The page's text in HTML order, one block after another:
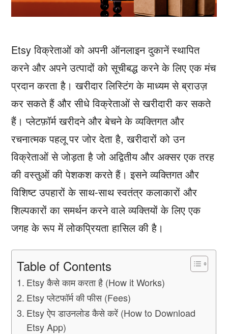
Etsy विक्रेताओं को अपनी ऑनलाइन दुकानें स्थापित
करने और अपने उत्पादों को सूचीबद्ध करने के लिए एक मंच
प्रदान करता है। खरीदार लिस्टिंग के माध्यम से ब्राउज़
कर सकते हैं और सीधे विक्रेताओं से खरीदारी कर सकते
हैं। प्लेटफ़ॉर्म खरीदने और बेचने के व्यक्तिगत और
रचनात्मक पहलू पर जोर देता है, खरीदारों को उन
विक्रेताओं से जोड़ता है जो अद्वितीय और अक्सर एक तरह
की वस्तुओं की पेशकश करते हैं। इसने व्यक्तिगत और
विशिष्ट उपहारों के साथ-साथ स्वतंत्र कलाकारों और
शिल्पकारों का समर्थन करने वाले व्यक्तियों के लिए एक
जगह के रूप में लोकप्रियता हासिल की है।
Table of Contents
Etsy कैसे काम करता है (How it Works)
Etsy प्लेटफॉर्म की फीस (Fees)
Etsy ऐप डाउनलोड कैसे करें (How to Download
Etsy App)